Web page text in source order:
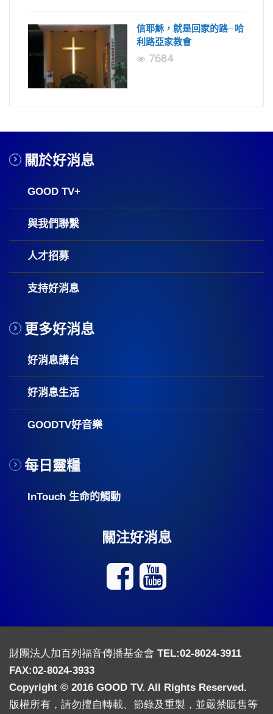
信耶穌，就是回家的路─哈
利路亞家教會
7684
關於好消息
GOOD TV+
與我們聯繫
人才招募
支持好消息
更多好消息
好消息講台
好消息生活
GOODTV好音樂
每日靈糧
InTouch 生命的觸動
關注好消息
財團法人加百列福音傳播基金會 TEL:02-8024-3911
FAX:02-8024-3933
Copyright © 2016 GOOD TV. All Rights Reserved.
版權所有，請勿擅自轉載、節錄及重製，並嚴禁販售等